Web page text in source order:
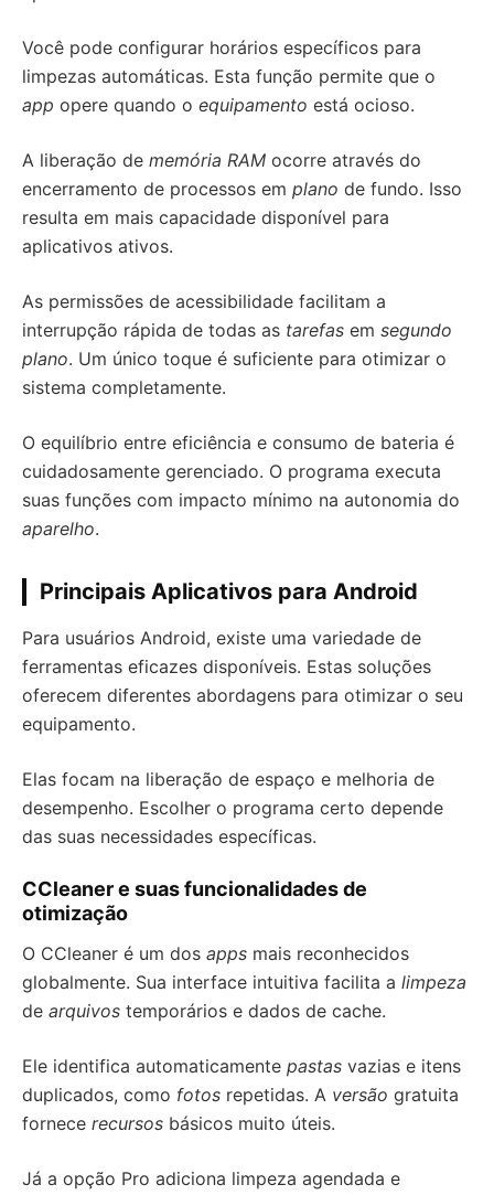
Você pode configurar horários específicos para
limpezas automáticas. Esta função permite que o
app opere quando o equipamento está ocioso.
A liberação de memória RAM ocorre através do
encerramento de processos em plano de fundo. Isso
resulta em mais capacidade disponível para
aplicativos ativos.
As permissões de acessibilidade facilitam a
interrupção rápida de todas as tarefas em segundo
plano. Um único toque é suficiente para otimizar o
sistema completamente.
O equilíbrio entre eficiência e consumo de bateria é
cuidadosamente gerenciado. O programa executa
suas funções com impacto mínimo na autonomia do
aparelho.
Principais Aplicativos para Android
Para usuários Android, existe uma variedade de
ferramentas eficazes disponíveis. Estas soluções
oferecem diferentes abordagens para otimizar o seu
equipamento.
Elas focam na liberação de espaço e melhoria de
desempenho. Escolher o programa certo depende
das suas necessidades específicas.
CCleaner e suas funcionalidades de
otimização
O CCleaner é um dos apps mais reconhecidos
globalmente. Sua interface intuitiva facilita a limpeza
de arquivos temporários e dados de cache.
Ele identifica automaticamente pastas vazias e itens
duplicados, como fotos repetidas. A versão gratuita
fornece recursos básicos muito úteis.
Já a opção Pro adiciona limpeza agendada e